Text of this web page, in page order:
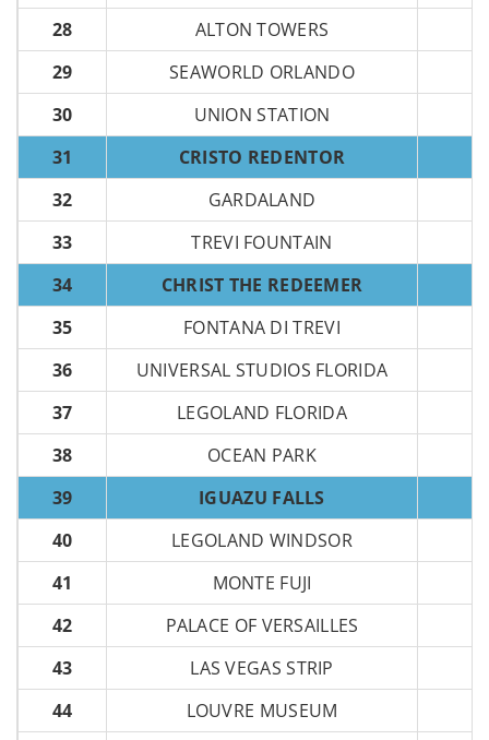
28
ALTON TOWERS
29
SEAWORLD ORLANDO
30
UNION STATION
31
CRISTO REDENTOR
32
GARDALAND
33
TREVI FOUNTAIN
34
CHRIST THE REDEEMER
35
FONTANA DI TREVI
36
UNIVERSAL STUDIOS FLORIDA
37
LEGOLAND FLORIDA
38
OCEAN PARK
39
IGUAZU FALLS
40
LEGOLAND WINDSOR
41
MONTE FUJI
42
PALACE OF VERSAILLES
43
LAS VEGAS STRIP
44
LOUVRE MUSEUM